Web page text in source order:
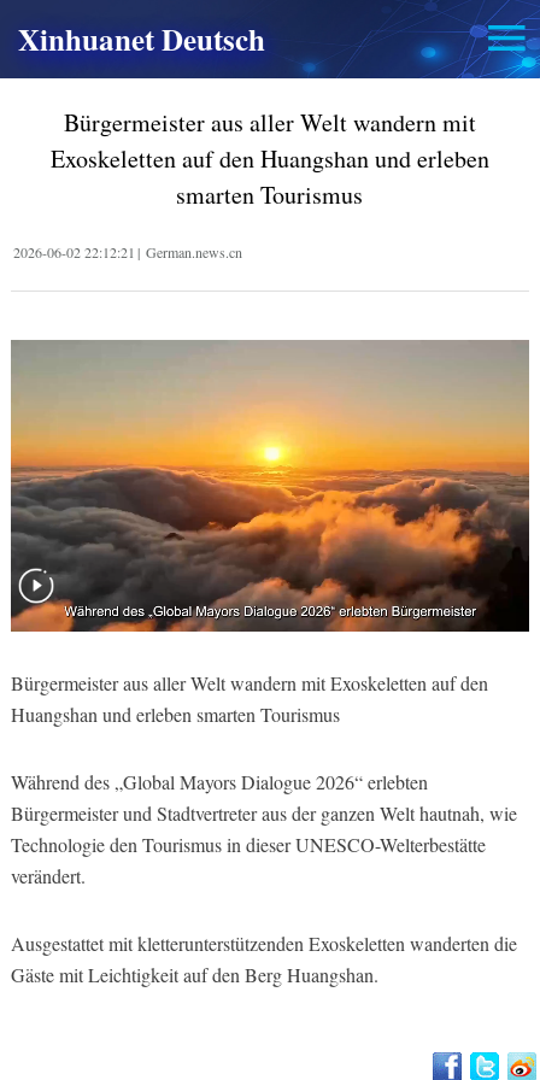
Xinhuanet Deutsch
Bürgermeister aus aller Welt wandern mit
Exoskeletten auf den Huangshan und erleben
smarten Tourismus
2026-06-02 22:12:21 | German.news.cn
Bürgermeister aus aller Welt wandern mit Exoskeletten auf den
Huangshan und erleben smarten Tourismus
Während des „Global Mayors Dialogue 2026“ erlebten
Bürgermeister und Stadtvertreter aus der ganzen Welt hautnah, wie
Technologie den Tourismus in dieser UNESCO-Welterbestätte
verändert.
Ausgestattet mit kletterunterstützenden Exoskeletten wanderten die
Gäste mit Leichtigkeit auf den Berg Huangshan.